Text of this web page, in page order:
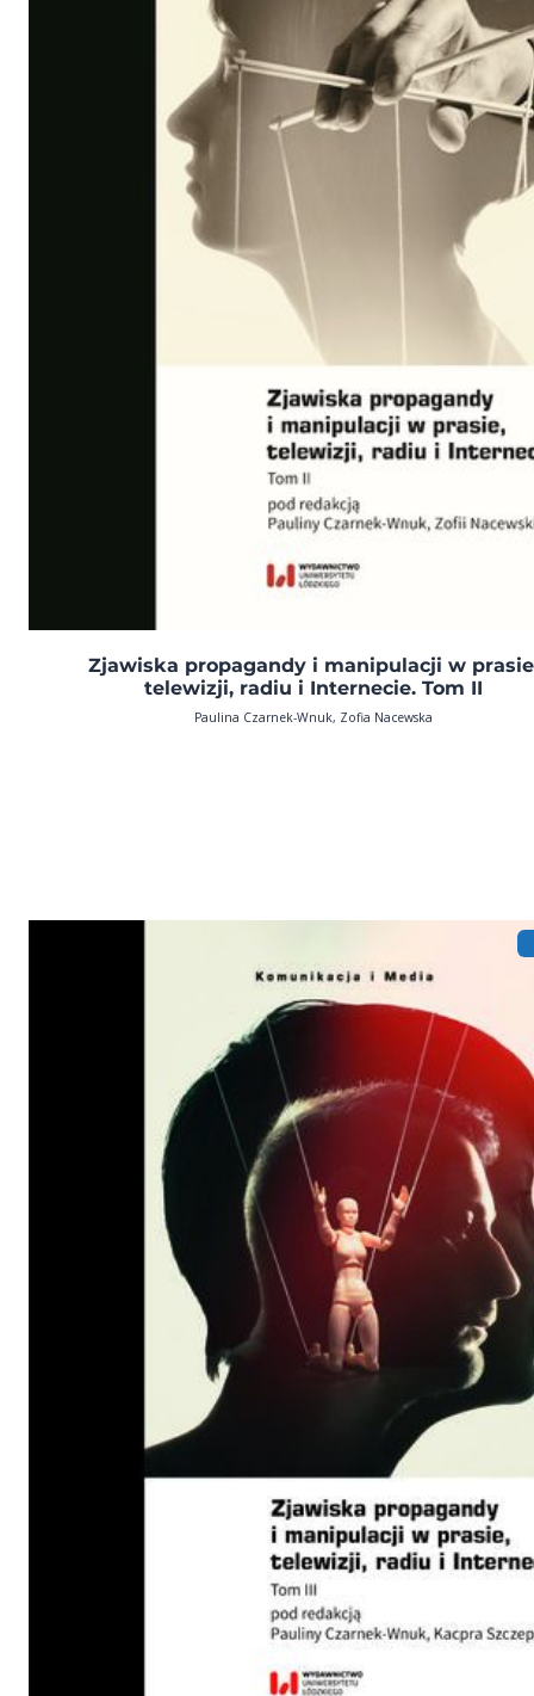
Zjawiska propagandy i manipulacji w
telewizji, radiu i Internecie. Tom II
Paulina Czarnek-Wnuk, Zofia Nacewska